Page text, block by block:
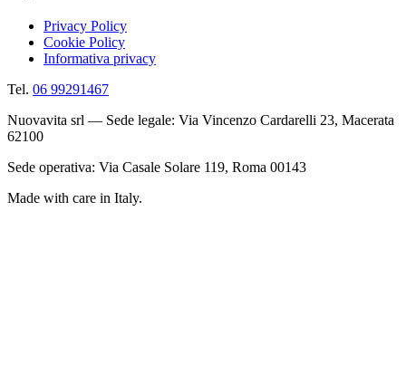
Privacy Policy
Cookie Policy
Informativa privacy
Tel. 06 99291467
Nuovavita srl — Sede legale: Via Vincenzo Cardarelli 23, Macerata
62100
Sede operativa: Via Casale Solare 119, Roma 00143
Made with care in Italy.